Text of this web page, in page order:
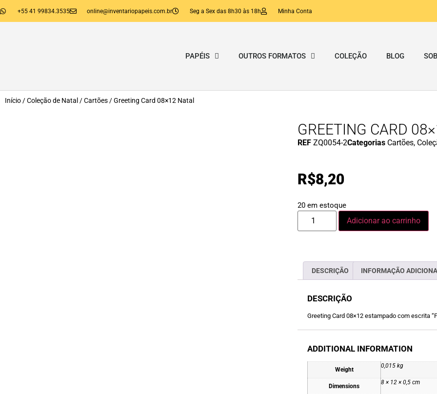
+55 41 99834.3535 online@inventariopapeis.com.br Seg a Sex das 8h30 às 18h Minha Conta
PAPÉIS OUTROS FORMATOS COLEÇÃO BLOG
Início /Coleção de Natal /Cartões / Greeting Card 08×12 Natal
GREETING CARD
REF ZQ0054-2Categorias Cartões,
R$8,20
20 em estoque
Adicionar ao carrinho
DESCRIÇÃO INFORMAÇÃO
DESCRIÇÃO
Greeting Card 08×12 estampado com escrita
ADDITIONAL INFORMATION
Weight
0,015 kg
Dimensions
8 × 12 × 0,5 cm